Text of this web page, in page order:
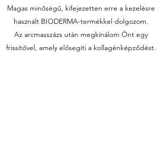
Magas minőségű, kifejezetten erre a kezelésre
használt BIODERMA-termékkel dolgozom.
Az arcmasszázs után megkínálom Önt egy
frissítővel, amely elősegíti a kollagénképződést.